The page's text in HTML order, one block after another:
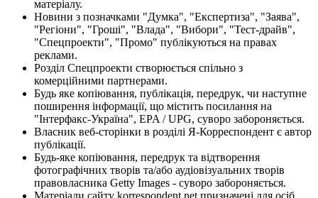
матеріалу.
Новини з позначками "Думка", "Експертиза", "Заява",
"Регіони", "Гроші", "Влада", "Вибори", "Тест-драйв",
"Спецпроекти", "Промо" публікуються на правах
реклами.
Розділ Спецпроекти створюється спільно з
комерційними партнерами.
Будь яке копіювання, публікація, передрук, чи наступне
поширення інформації, що містить посилання на
"Інтерфакс-Україна", EPA / UPG, суворо забороняється.
Власник веб-сторінки в розділі Я-Корреспондент є автор
публікації.
Будь-яке копіювання, передрук та відтворення
фотографічних творів та/або аудіовізуальних творів
правовласника Getty Images - суворо забороняється.
Матеріали сайту korrespondent.net призначені для осіб